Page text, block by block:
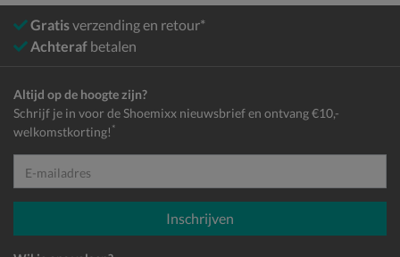
Gratisverzending en retour*
Achteraf betalen
Altijd op de hoogte zijn?
Schrijf je in voor de Shoemixx nieuwsbrief en ontvang €10,-
welkomstkorting! *
E-mailadres
Inschrijven